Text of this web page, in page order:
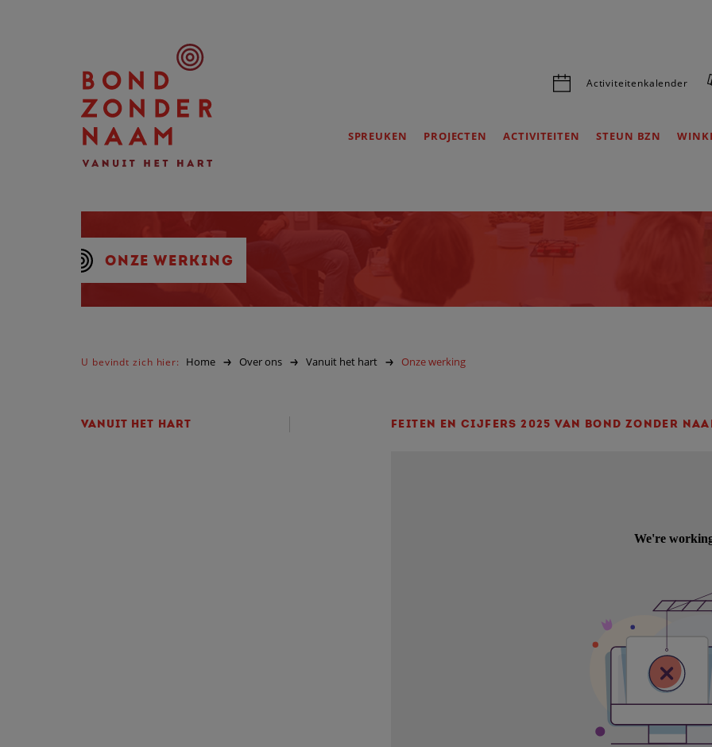
Activiteitenkalender
SPREUKEN PROJECTEN ACTIVITEITEN STEUN BZN
ONZE WERKING
U bevindt zich hier: Home Over ons Vanuit het hart Onze werking
FEITEN EN CIJFERS 2025 VAN BOND ZONDER
VANUIT HET HART